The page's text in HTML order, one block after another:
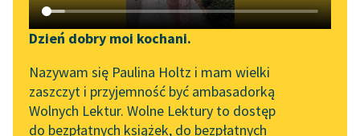
Katalog DAISY
Podkasty o książkach
Zgłoś brak utworu
Aktualności
„Prokurator Alicja Horn”
do słuchania
Narzędzia
Mapa Wolnych Lektur
Dzień dobry moi kochani.
Nazywam się Paulina Holtz i mam wielki
zaszczyt i przyjemność być ambasadorką
Wolnych Lektur. Wolne Lektury to dostęp
do bezpłatnych książek, do bezpłatnych